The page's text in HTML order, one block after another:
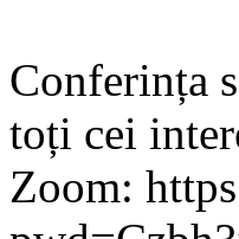
Conferința
toți cei
Zoom: